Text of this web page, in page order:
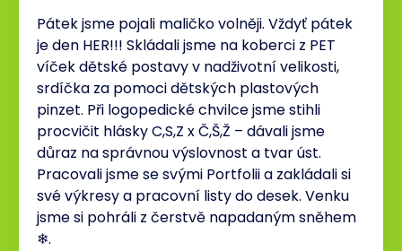
Pátek jsme pojali maličko volněji. Vždyť pátek
je den HER!!! Skládali jsme na koberci z PET
víček dětské postavy v nadživotní velikosti,
srdíčka za pomoci dětských plastových
pinzet. Při logopedické chvilce jsme stihli
procvičit hlásky C,S,Z x Č,Š,Ž – dávali jsme
důraz na správnou výslovnost a tvar úst.
Pracovali jsme se svými Portfolii a zakládali si
své výkresy a pracovní listy do desek. Venku
jsme si pohráli z čerstvě napadaným sněhem
❄.